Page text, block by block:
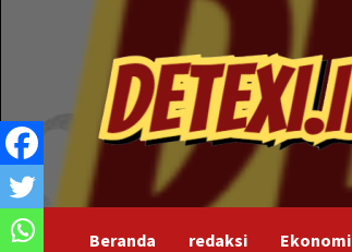
Beranda redaksi Ekonomi